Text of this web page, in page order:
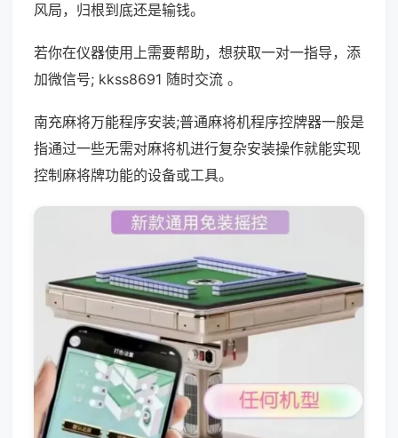
风局，归根到底还是输钱。
若你在仪器使用上需要帮助，想获取一对一指导，添
加微信号; kkss8691 随时交流 。
南充麻将万能程序安装;普通麻将机程序控牌器一般是
指通过一些无需对麻将机进行复杂安装操作就能实现
控制麻将牌功能的设备或工具。